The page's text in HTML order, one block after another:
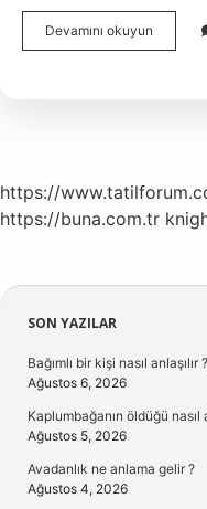
Devamını okuyun
https://
https://buna.com.tr
Sidebar
SON YAZILAR
Bağımlı bir kişi nasıl anlaşılır ?
Ağustos 6, 2026
Kaplumbağanın öldüğü nasıl
Ağustos 5, 2026
Avadanlık ne anlama gelir ?
Ağustos 4, 2026